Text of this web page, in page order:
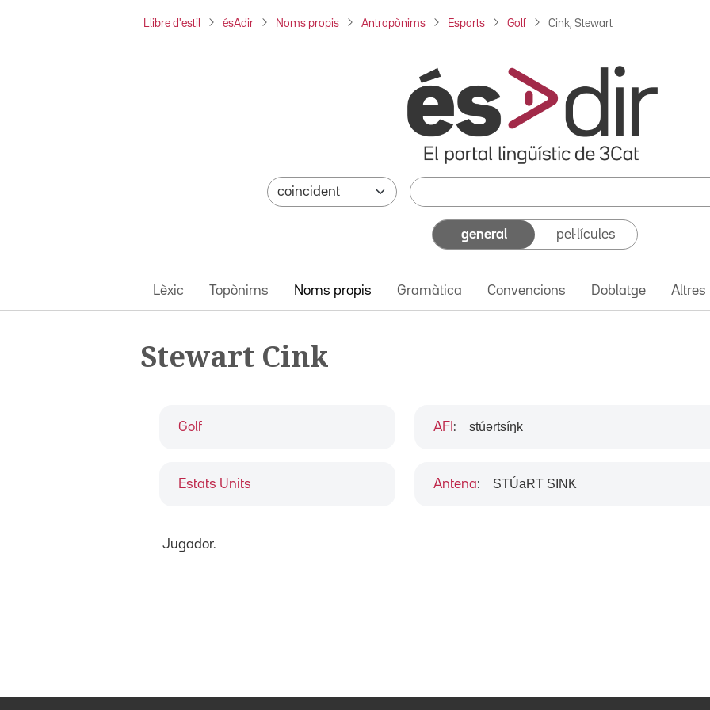
Llibre d'estil ésAdir Noms propis Antropònims Esports Golf Cink, Stewart
general pel·lícules
Lèxic Topònims Noms propis Gramàtica Convencions Doblatge Altres
Stewart Cink
Golf
Estats Units
AFI : stúərtsíŋk
Antena: STÚaRT SINK
Jugador.